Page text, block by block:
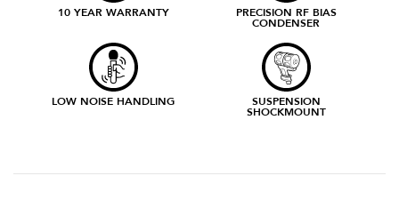
10 YEAR WARRANTY PRECISION RF BIAS
CONDENSER
LOW NOISE HANDLING SUSPENSION
SHOCKMOUNT